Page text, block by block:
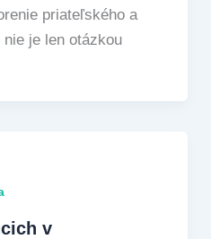
priateľského a
je len otázkou
v